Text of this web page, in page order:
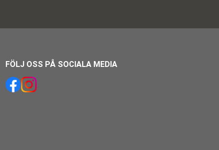
FÖLJ OSS PÅ SOCIALA MEDIA